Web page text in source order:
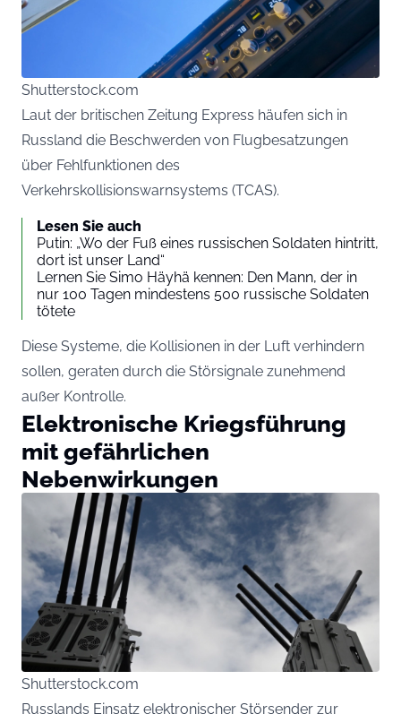
Shutterstock.com
Laut der britischen Zeitung Express häufen sich in
Russland die Beschwerden von Flugbesatzungen
über Fehlfunktionen des
Verkehrskollisionswarnsystems (TCAS).
Lesen Sie auch
Putin: „Wo der Fuß eines russischen Soldaten hintritt,
dort ist unser Land“
Lernen Sie Simo Häyhä kennen: Den Mann, der in
nur 100 Tagen mindestens 500 russische Soldaten
tötete
Diese Systeme, die Kollisionen in der Luft verhindern
sollen, geraten durch die Störsignale zunehmend
außer Kontrolle.
Elektronische Kriegsführung
mit gefährlichen
Nebenwirkungen
Shutterstock.com
Russlands Einsatz elektronischer Störsender zur